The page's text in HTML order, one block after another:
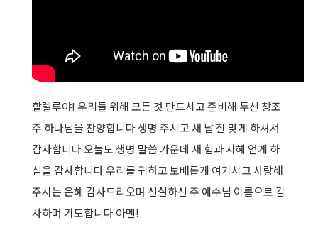
할렐루야! 우리들 위해 모든 것 만드시고 준비해 두신 창조
주 하나님을 찬양합니다 생명 주시고 새 날 잘 맞게 하셔서
감사합니다 오늘도 생명 말씀 가운데 새 힘과 지혜 얻게 하
심을 감사합니다 우리를 귀하고 보배롭게 여기시고 사랑해
주시는 은혜 감사드리오며 신실하신 주 예수님 이름으로 감
사하며 기도합니다 아멘!